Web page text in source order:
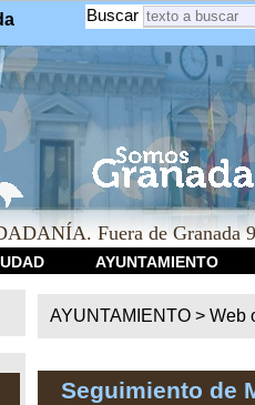
Buscar
Fuera de Granada
AYUNTAMIENTO
AYUNTAMIENTO > Web
Seguimiento de